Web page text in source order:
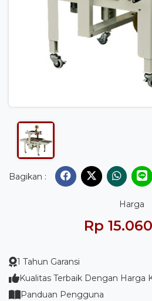
Bagikan :
Harga
Rp
1 Tahun Garansi
Kualitas Terbaik Dengan Harga
Panduan Pengguna